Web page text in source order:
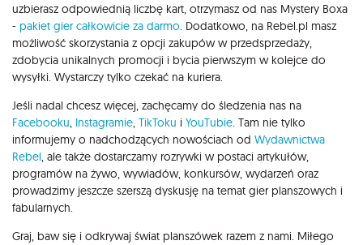
uzbierasz odpowiednią liczbę kart, otrzymasz od nas Mystery Boxa
- pakiet gier całkowicie za darmo. Dodatkowo, na Rebel.pl masz
możliwość skorzystania z opcji zakupów w przedsprzedaży,
zdobycia unikalnych promocji i bycia pierwszym w kolejce do
wysyłki. Wystarczy tylko czekać na kuriera.
Jeśli nadal chcesz więcej, zachęcamy do śledzenia nas na
Facebooku, Instagramie, TikToku i YouTubie. Tam nie tylko
informujemy o nadchodzących nowościach od Wydawnictwa
Rebel, ale także dostarczamy rozrywki w postaci artykułów,
programów na żywo, wywiadów, konkursów, wydarzeń oraz
prowadzimy jeszcze szerszą dyskusję na temat gier planszowych i
fabularnych.
Graj, baw się i odkrywaj świat planszówek razem z nami. Miłego